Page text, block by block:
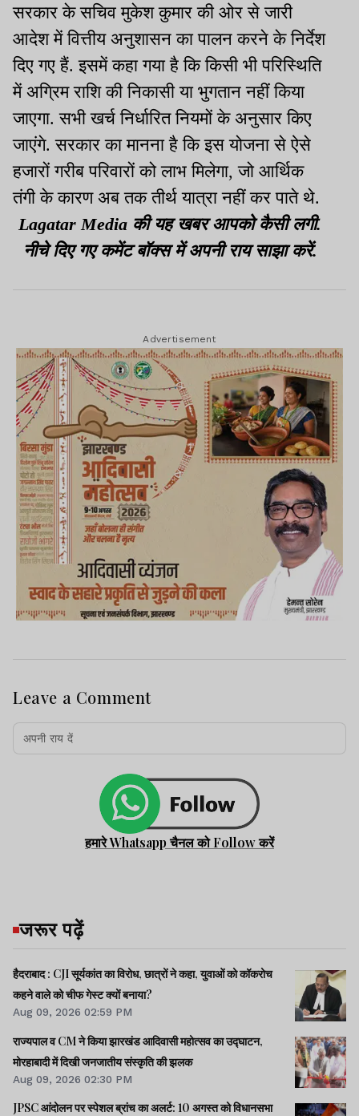
सरकार के सचिव मुकेश कुमार की ओर से जारी
आदेश में वित्तीय अनुशासन का पालन करने के निर्देश
दिए गए हैं. इसमें कहा गया है कि किसी भी परिस्थिति
में अग्रिम राशि की निकासी या भुगतान नहीं किया
जाएगा. सभी खर्च निर्धारित नियमों के अनुसार किए
जाएंगे. सरकार का मानना है कि इस योजना से ऐसे
हजारों गरीब परिवारों को लाभ मिलेगा, जो आर्थिक
तंगी के कारण अब तक तीर्थ यात्रा नहीं कर पाते थे.
Lagatar Media की यह खबर आपको कैसी लगी.
नीचे दिए गए कमेंट बॉक्स में अपनी राय साझा करें.
Advertisement
Leave a Comment
हमारे Whatsapp चैनल को Follow करें
जरूर पढ़ें
हैदराबाद : CJI सूर्यकांत का विरोध, छात्रों ने कहा, युवाओं को कॉकरोच
कहने वाले को चीफ गेस्ट क्यों बनाया?
Aug 09, 2026 02:59 PM
राज्यपाल व CM ने किया झारखंड आदिवासी महोत्सव का उद्घाटन,
मोरहाबादी में दिखी जनजातीय संस्कृति की झलक
Aug 09, 2026 02:30 PM
JPSC आंदोलन पर स्पेशल ब्रांच का अलर्ट: 10 अगस्त को विधानसभा